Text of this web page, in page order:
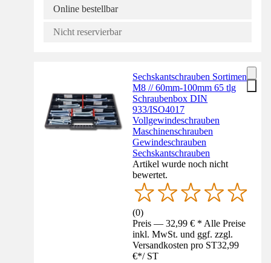
Online bestellbar
Nicht reservierbar
Sechskantschrauben Sortiment
M8 // 60mm-100mm 65 tlg
Schraubenbox DIN
933/ISO4017
Vollgewindeschrauben
Maschinenschrauben
Gewindeschrauben
Sechskantschrauben
Artikel wurde noch nicht
bewertet.
(0)
Preis — 32,99 € * Alle Preise
inkl. MwSt. und ggf. zzgl.
Versandkosten pro ST32,99
€*/ ST